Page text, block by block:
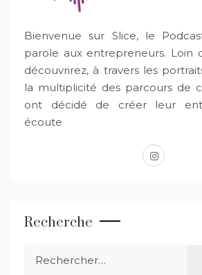
Bienvenue sur Slice, le
parole aux entrepreneurs. Loin
découvrirez, à travers les
la multiplicité des parcours de
ont décidé de créer leur
écoute
instagram
Recherche